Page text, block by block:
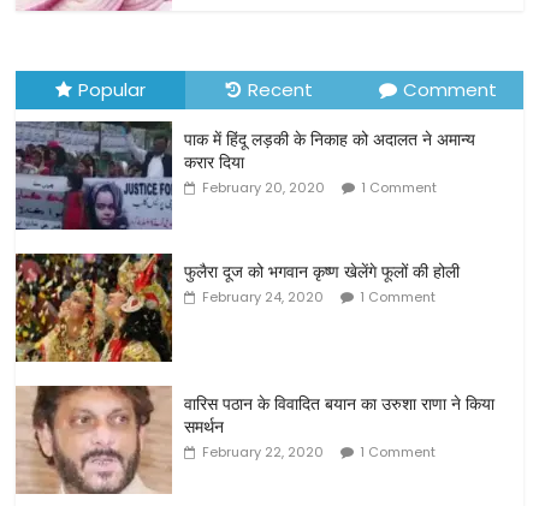
Popular Recent Comment
पाक में हिंदू लड़की के निकाह को अदालत ने अमान्य
करार दिया
February 20, 2020 1 Comment
फुलैरा दूज को भगवान कृष्ण खेलेंगे फूलों की होली
February 24, 2020 1 Comment
वारिस पठान के विवादित बयान का उरुशा राणा ने किया
समर्थन
February 22, 2020 1 Comment